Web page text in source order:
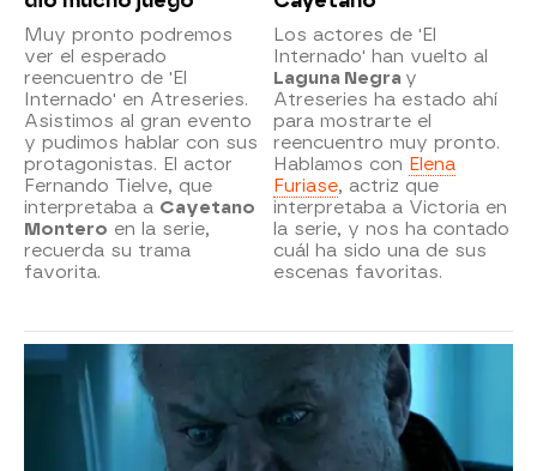
Muy pronto podremos
ver el esperado
reencuentro de 'El
Internado' en Atreseries.
Asistimos al gran evento
y pudimos hablar con sus
protagonistas. El actor
Fernando Tielve, que
interpretaba a Cayetano
Montero en la serie,
recuerda su trama
favorita.
Los actores de 'El
Internado' han vuelto al
Laguna Negra y
Atreseries ha estado ahí
para mostrarte el
reencuentro muy pronto.
Hablamos con Elena
Furiase, actriz que
interpretaba a Victoria en
la serie, y nos ha contado
cuál ha sido una de sus
escenas favoritas.